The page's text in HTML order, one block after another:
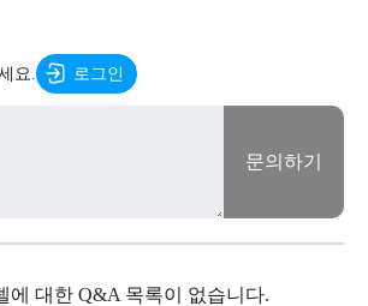
요. 로그인
문의하기
에 대한 Q&A 목록이 없습니다.